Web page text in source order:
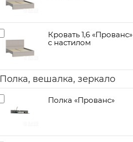
Кровать 1,6 «Прованс»
с настилом
Полка, вешалка, зеркало
Полка «Прованс»